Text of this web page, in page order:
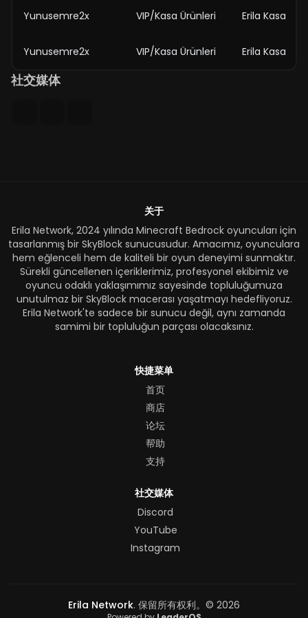
Yunusemre2x VIP/Kasa Ürünleri Erila Kasa
Yunusemre2x VIP/Kasa Ürünleri Erila Kasa
社交媒体
关于
Erila Network, 2024 yılında Minecraft Bedrock oyuncuları için
tasarlanmış bir SkyBlock sunucusudur. Amacımız, oyunculara
hem eğlenceli hem de kaliteli bir oyun deneyimi sunmaktır.
Sürekli güncellenen içeriklerimiz, profesyonel ekibimiz ve
oyuncu odaklı yaklaşımımız sayesinde topluluğumuza
unutulmaz bir SkyBlock macerası yaşatmayı hedefliyoruz.
Erila Network'te sadece bir sunucu değil, aynı zamanda
samimi bir topluluğun parçası olacaksınız.
快捷菜单
首页
商店
论坛
帮助
支持
社交媒体
Discord
YouTube
Instagram
Erila Network. 保留所有权利。© 2026